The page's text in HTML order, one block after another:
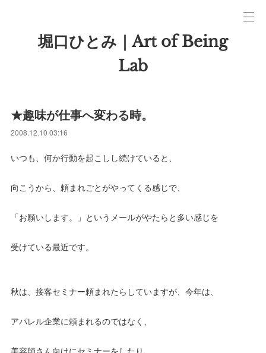
堀口ひとみ｜Art of Being
Lab
★趣味が仕事へ変わる時。
2008.12.10 03:16
いつも、何か行動を起こしし続けていると、
向こうから、頼まれごとがやってくる感じで、
「お願いします。」というメールがやたらと多い感じを
受けている最近です。
秋は、接客セミナー頼まれたらしていますが、今年は、
アパレル企業に頼まれるのではなく、
美容師さん向けにセミナーをしたり、